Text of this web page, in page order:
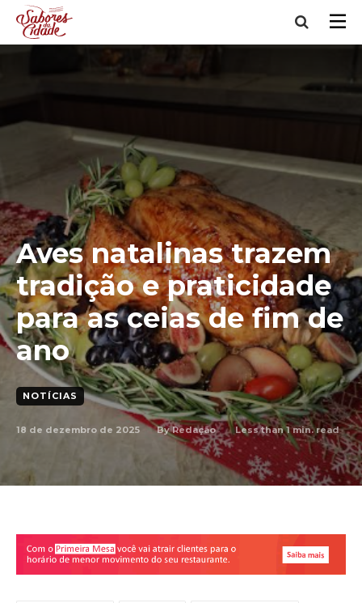
Aves natalinas trazem
tradição e praticidade
para as ceias de fim de
ano
NOTÍCIAS
18 de dezembro de 2025 By Redação Less than 1min. read